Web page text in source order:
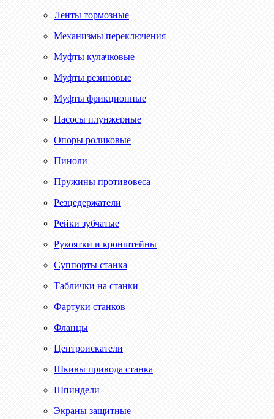
Ленты тормозные
Механизмы переключения
Муфты кулачковые
Муфты резиновые
Муфты фрикционные
Насосы плунжерные
Опоры роликовые
Пиноли
Пружины противовеса
Резцедержатели
Рейки зубчатые
Рукоятки и кронштейны
Суппорты станка
Таблички на станки
Фартуки станков
Фланцы
Центроискатели
Шкивы привода станка
Шпиндели
Экраны защитные